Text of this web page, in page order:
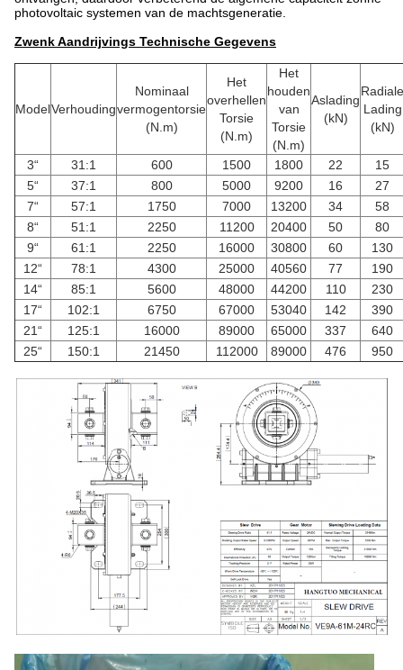
photovoltaic systemen van de machtsgeneratie.
Zwenk Aandrijvings Technische Gegevens
ModelVerhouding
Nominaal
vermogentorsie
(N.m)
Het
overhellen
Torsie
(N.m)
Het
houden
van
Torsie
(N.m)
Aslading
(kN)
Radiale
Lading
(kN)
3“ 31:1 600 1500 1800 22
15
5“
37:1 800 5000 9200 16
27
7“
57:1 1750 7000 13200 34
58
8“
51:1 2250 11200 20400 50
80
9“
61:1 2250 16000 30800 60
130
12“
78:1 4300 25000 40560 77
190
14“
85:1 5600 48000 44200 110
230
17“
102:1 6750 67000 53040 142
390
21“
125:1 16000 89000 65000 337
640
25“
150:1 21450 112000 89000 476 950